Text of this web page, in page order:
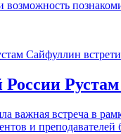
возможность
встреча в
и